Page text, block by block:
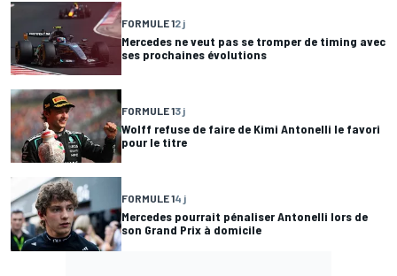
FORMULE 12 j
Mercedes ne veut pas se tromper de timing avec
ses prochaines évolutions
FORMULE 13 j
Wolff refuse de faire de Kimi Antonelli le favori
pour le titre
FORMULE 14 j
Mercedes pourrait pénaliser Antonelli lors de
son Grand Prix à domicile